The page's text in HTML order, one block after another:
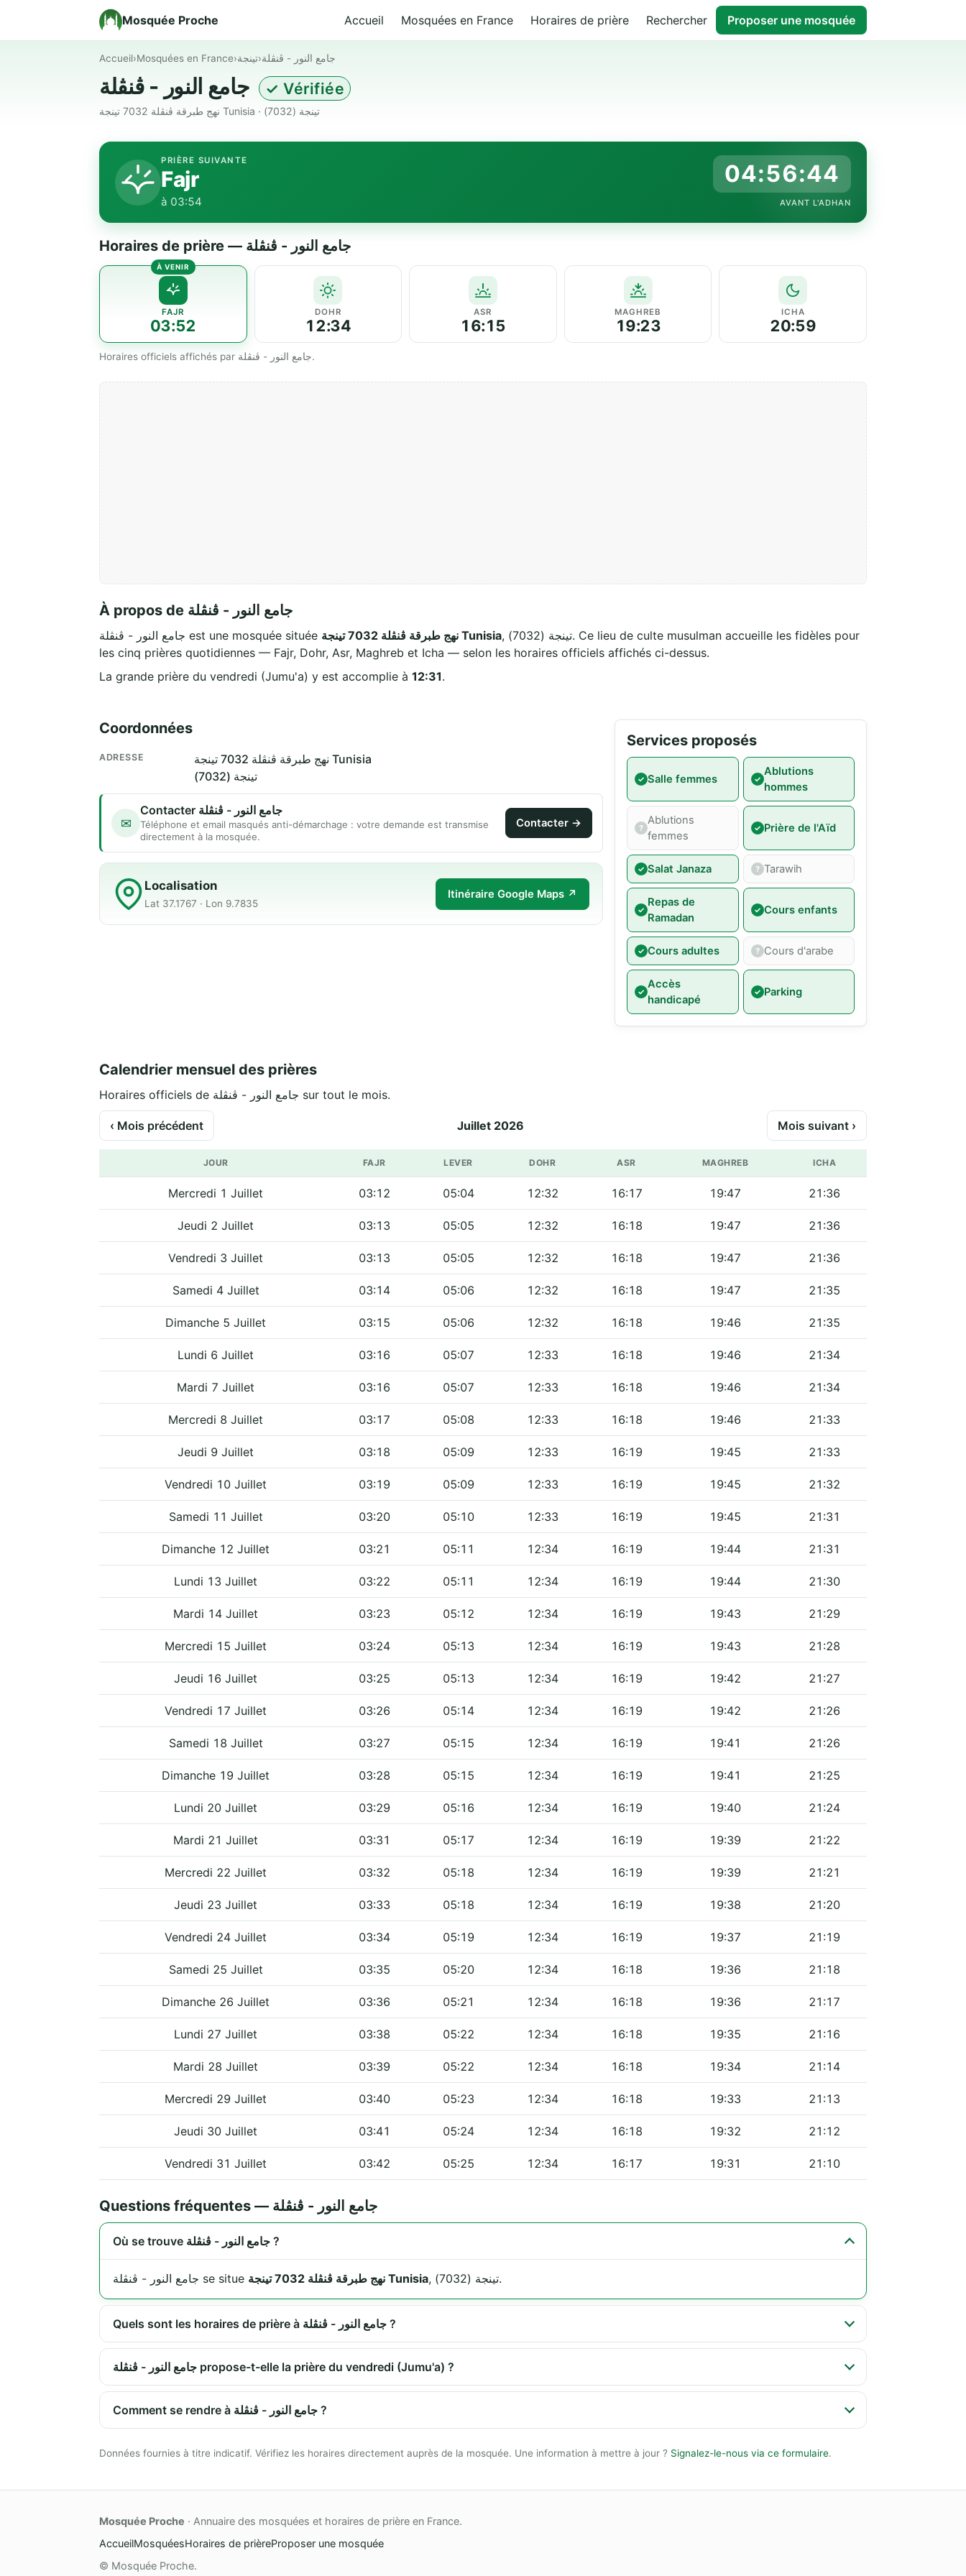
Mosquée Proche Accueil Mosquées en France Horaires de prière Rechercher Proposer une mosquée
Accueil›Mosquées en France›تينجة›جامع النور - ڨنڨلة
✓ Vérifiée
نهج طبرقة ڨنڨلة 7032 تينجة Tunisia · تينجة (7032)
PRIÈRE SUIVANTE
Fajr
à 03:54
04:56:43
AVANT L'ADHAN
Horaires de prière — جامع النور - ڨنڨلة
FAJR
03:52
DOHR
12:34
ASR
16:15
MAGHREB
19:23
ICHA
20:59
Horaires officiels affichés par جامع النور - ڨنڨلة.
À propos de جامع النور - ڨنڨلة
جامع النور - ڨنڨلة est une mosquée située نهج طبرقة ڨنڨلة 7032 تينجة Tunisia, تينجة (7032). Ce lieu de culte musulman accueille les fidèles pour
les cinq prières quotidiennes — Fajr, Dohr, Asr, Maghreb et Icha — selon les horaires officiels affichés ci-dessus.
La grande prière du vendredi (Jumu'a) y est accomplie à 12:31.
Coordonnées
ADRESSE
نهج طبرقة ڨنڨلة 7032 تينجة Tunisia
تينجة (7032)
✉
Contacter جامع النور - ڨنڨلة
Téléphone et email masqués anti-démarchage : votre demande est transmise
directement à la mosquée.
Contacter →
Localisation
Lat 37.1767 · Lon 9.7835
Itinéraire Google Maps ↗
Services proposés
Salle femmes
Ablutions
hommes
Ablutions
femmes
Prière de l'Aïd
Salat Janaza Tarawih
Repas de
Ramadan
Cours enfants
Cours adultes Cours d'arabe
Accès
handicapé
Parking
Calendrier mensuel des prières
Horaires officiels de جامع النور - ڨنڨلة sur tout le mois.
‹ Mois précédent Juillet 2026 Mois suivant ›
JOUR FAJR LEVER DOHR ASR MAGHREB ICHA
Mercredi 1 Juillet 03:12 05:04 12:32 16:17 19:47 21:36
Jeudi 2 Juillet 03:13 05:05 12:32 16:18 19:47 21:36
Vendredi 3 Juillet 03:13 05:05 12:32 16:18 19:47 21:36
Samedi 4 Juillet 03:14 05:06 12:32 16:18 19:47 21:35
Dimanche 5 Juillet 03:15 05:06 12:32 16:18 19:46 21:35
Lundi 6 Juillet 03:16 05:07 12:33 16:18 19:46 21:34
Mardi 7 Juillet 03:16 05:07 12:33 16:18 19:46 21:34
Mercredi 8 Juillet 03:17 05:08 12:33 16:18 19:46 21:33
Jeudi 9 Juillet 03:18 05:09 12:33 16:19 19:45 21:33
Vendredi 10 Juillet 03:19 05:09 12:33 16:19 19:45 21:32
Samedi 11 Juillet 03:20 05:10 12:33 16:19 19:45 21:31
Dimanche 12 Juillet 03:21 05:11 12:34 16:19 19:44 21:31
Lundi 13 Juillet 03:22 05:11 12:34 16:19 19:44 21:30
Mardi 14 Juillet 03:23 05:12 12:34 16:19 19:43 21:29
Mercredi 15 Juillet 03:24 05:13 12:34 16:19 19:43 21:28
Jeudi 16 Juillet 03:25 05:13 12:34 16:19 19:42 21:27
Vendredi 17 Juillet 03:26 05:14 12:34 16:19 19:42 21:26
Samedi 18 Juillet 03:27 05:15 12:34 16:19 19:41 21:26
Dimanche 19 Juillet 03:28 05:15 12:34 16:19 19:41 21:25
Lundi 20 Juillet 03:29 05:16 12:34 16:19 19:40 21:24
Mardi 21 Juillet 03:31 05:17 12:34 16:19 19:39 21:22
Mercredi 22 Juillet 03:32 05:18 12:34 16:19 19:39 21:21
Jeudi 23 Juillet 03:33 05:18 12:34 16:19 19:38 21:20
Vendredi 24 Juillet 03:34 05:19 12:34 16:19 19:37 21:19
Samedi 25 Juillet 03:35 05:20 12:34 16:18 19:36 21:18
Dimanche 26 Juillet 03:36 05:21 12:34 16:18 19:36 21:17
Lundi 27 Juillet 03:38 05:22 12:34 16:18 19:35 21:16
Mardi 28 Juillet 03:39 05:22 12:34 16:18 19:34 21:14
Mercredi 29 Juillet 03:40 05:23 12:34 16:18 19:33 21:13
Jeudi 30 Juillet 03:41 05:24 12:34 16:18 19:32 21:12
Vendredi 31 Juillet 03:42 05:25 12:34 16:17 19:31 21:10
Questions fréquentes — جامع النور - ڨنڨلة
Où se trouve جامع النور - ڨنڨلة ?
جامع النور - ڨنڨلة se situe نهج طبرقة ڨنڨلة 7032 تينجة Tunisia , تينجة (7032).
Quels sont les horaires de prière à جامع النور - ڨنڨلة ?
جامع النور - ڨنڨلة propose-t-elle la prière du vendredi (Jumu'a) ?
Comment se rendre à جامع النور - ڨنڨلة ?
Données fournies à titre indicatif. Vérifiez les horaires directement auprès de la mosquée. Une information à mettre à jour ? Signalez-le-nous via ce formulaire.
Mosquée Proche · Annuaire des mosquées et horaires de prière en France.
AccueilMosquéesHoraires de prièreProposer une mosquée
© Mosquée Proche.